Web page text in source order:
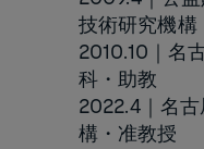
技術研究機構
2010.10｜名
科・助教
2022.4｜名
構・准教授